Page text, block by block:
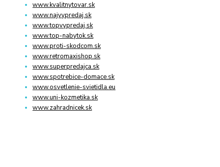
www.kvalitnytovar.sk
www.najvypredaj.sk
www.topvypredaj.sk
www.top-nabytok.sk
www.proti-skodcom.sk
www.retromaxishop.sk
www.superpredajca.sk
www.spotrebice-domace.sk
www.osvetlenie-svietidla.eu
www.uni-kozmetika.sk
www.zahradnicek.sk